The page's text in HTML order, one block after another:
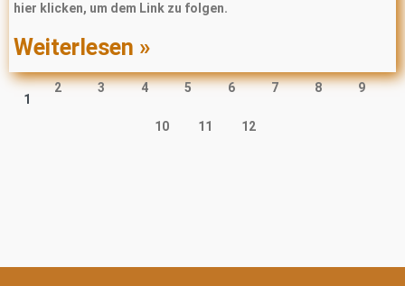
hier klicken, um dem Link zu folgen.
Weiterlesen »
1
2 3 4 5 6 7 8 9
10 11 12